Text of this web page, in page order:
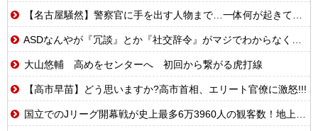
【名古屋騒然】警察官に手を出す人物まで…一体何が起きているのか #外国人 #共生社会 #japan
ASDなんやが『冗談』とか『社交辞令』がマジでわからなくて怖い
大山悠輔 高めをセンターへ 初回から繋がる虎打線
【高市早苗】どう思いますか?高市首相、エリート官僚に激怒!!!
国立でのJリーグ開幕戦が史上最多6万3960人の観客数！地上波中継＆劇的な試合展開でSNSでも話題に